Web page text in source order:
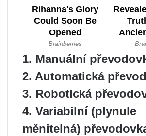
1. Manuální
2. Automatická
3. Robotická
4. Variabilní (plynule
měnitelná)